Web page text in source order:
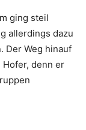
ging steil
allerdings dazu
Der Weg hinauf
denn er